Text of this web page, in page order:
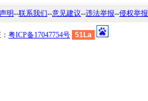
明--联系我们--意见建议--违法举报--侵权举报
粤ICP备17047754号 51La